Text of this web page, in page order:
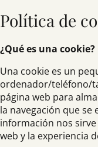
Política de
¿Qué es una cookie?
Una cookie es un
ordenador/teléfono/
página web para
la navegación que se
información nos
web y la experiencia